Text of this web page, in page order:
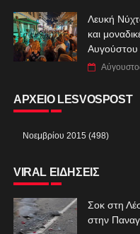
Λευκή
και
Αυγούστου
ΑΡΧΕΙΟ LESVOSPOST
VIRAL ΕΙΔΗΣΕΙΣ
Σοκ στη
στην